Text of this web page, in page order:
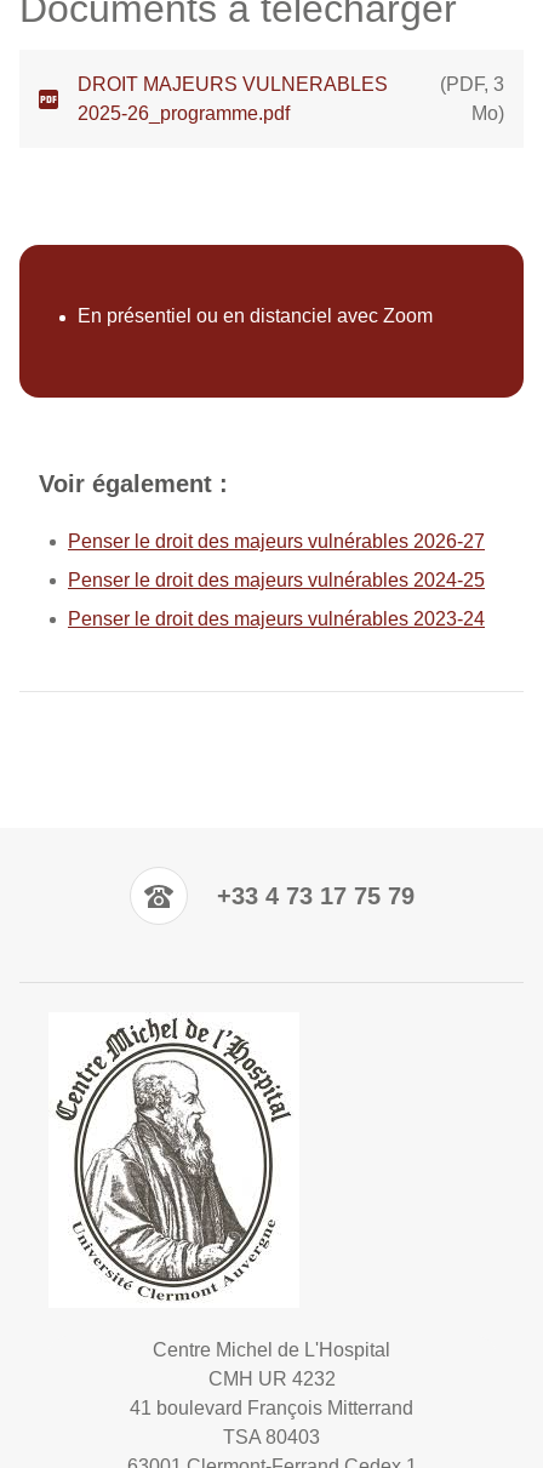
Documents à télécharger
DROIT MAJEURS VULNERABLES
2025-26_programme.pdf
(PDF, 3
Mo)
En présentiel ou en distanciel avec Zoom
Voir également :
Penser le droit des majeurs vulnérables 2026-27
Penser le droit des majeurs vulnérables 2024-25
Penser le droit des majeurs vulnérables 2023-24
+33 4 73 17 75 79
Centre Michel de L'Hospital
CMH UR 4232
41 boulevard François Mitterrand
TSA 80403